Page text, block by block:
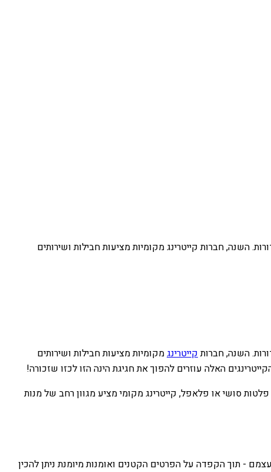
השנה, חברות קייטרינג מקומיות מציעות חבילות ושירותים
השנה, חברותקייטרינגמקומיות מציעות חבילות ושירותים
האלה עוזרים להפוך את חגיגת הינה הזו לכזו שזכורה!
סושי או פלאפל, קייטרינג מקומי מציע מגוון רחב של מנות
- תוך הקפדה על הפרטים הקטנים ואומנות מיומנת ניתן להכין